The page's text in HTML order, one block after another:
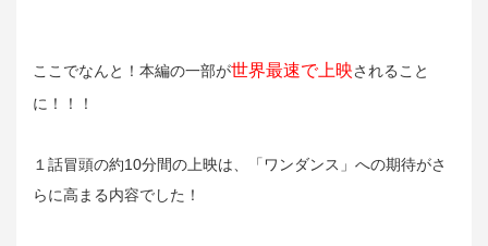
ここでなんと！本編の一部が世界最速で上映されること
に！！！
１話冒頭の約10分間の上映は、「ワンダンス」への期待がさ
らに高まる内容でした！